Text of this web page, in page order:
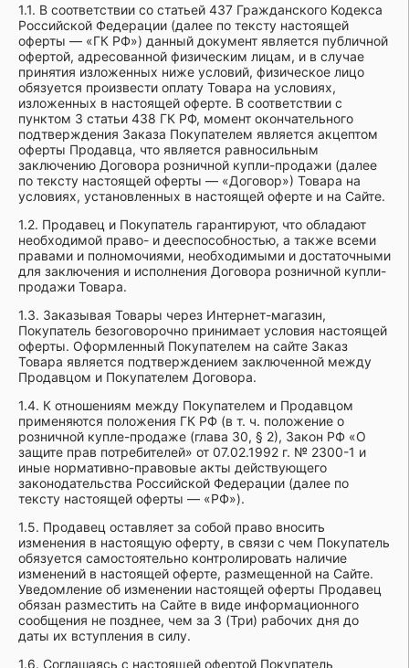
1.1. В соответствии со статьей 437 Гражданского Кодекса
Российской Федерации (далее по тексту настоящей
оферты — «ГК РФ») данный документ является публичной
офертой, адресованной физическим лицам, и в случае
принятия изложенных ниже условий, физическое лицо
обязуется произвести оплату Товара на условиях,
изложенных в настоящей оферте. В соответствии с
пунктом 3 статьи 438 ГК РФ, момент окончательного
подтверждения Заказа Покупателем является акцептом
оферты Продавца, что является равносильным
заключению Договора розничной купли-продажи (далее
по тексту настоящей оферты — «Договор») Товара на
условиях, установленных в настоящей оферте и на Сайте.
1.2. Продавец и Покупатель гарантируют, что обладают
необходимой право- и дееспособностью, а также всеми
правами и полномочиями, необходимыми и достаточными
для заключения и исполнения Договора розничной купли-
продажи Товара.
1.3. Заказывая Товары через Интернет-магазин,
Покупатель безоговорочно принимает условия настоящей
оферты. Оформленный Покупателем на сайте Заказ
Товара является подтверждением заключенной между
Продавцом и Покупателем Договора.
1.4. К отношениям между Покупателем и Продавцом
применяются положения ГК РФ (в т. ч. положение о
розничной купле-продаже (глава 30, § 2), Закон РФ «О
защите прав потребителей» от 07.02.1992 г. № 2300-1 и
иные нормативно-правовые акты действующего
законодательства Российской Федерации (далее по
тексту настоящей оферты — «РФ»).
1.5. Продавец оставляет за собой право вносить
изменения в настоящую оферту, в связи с чем Покупатель
обязуется самостоятельно контролировать наличие
изменений в настоящей оферте, размещенной на Сайте.
Уведомление об изменении настоящей оферты Продавец
обязан разместить на Сайте в виде информационного
сообщения не позднее, чем за 3 (Три) рабочих дня до
даты их вступления в силу.
1.6. Соглашаясь с настоящей офертой Покупатель